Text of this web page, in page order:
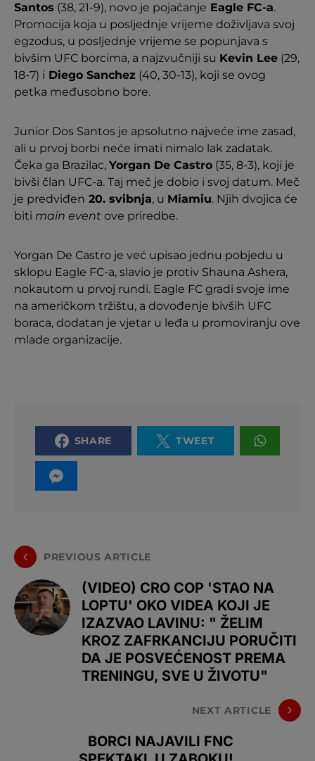
Santos (38, 21-9), novo je pojačanje Eagle FC-a.
Promocija koja u posljednje vrijeme doživljava svoj
egzodus, u posljednje vrijeme se popunjava s
bivšim UFC borcima, a najzvučniji su Kevin Lee (29,
18-7) i Diego Sanchez (40, 30-13), koji se ovog
petka međusobno bore.
Junior Dos Santos je apsolutno najveće ime zasad,
ali u prvoj borbi neće imati nimalo lak zadatak.
Čeka ga Brazilac, Yorgan De Castro (35, 8-3), koji je
bivši član UFC-a. Taj meč je dobio i svoj datum. Meč
je predviđen 20. svibnja, u Miamiu. Njih dvojica će
biti main event ove priredbe.
Yorgan De Castro je već upisao jednu pobjedu u
sklopu Eagle FC-a, slavio je protiv Shauna Ashera,
nokautom u prvoj rundi. Eagle FC gradi svoje ime
na američkom tržištu, a dovođenje bivših UFC
boraca, dodatan je vjetar u leđa u promoviranju ove
mlade organizacije.
SHARE TWEET
PREVIOUS ARTICLE
(VIDEO) CRO COP 'STAO NA
LOPTU' OKO VIDEA KOJI JE
IZAZVAO LAVINU: " ŽELIM
KROZ ZAFRKANCIJU PORUČITI
DA JE POSVEĆENOST PREMA
TRENINGU, SVE U ŽIVOTU"
NEXT ARTICLE
BORCI NAJAVILI FNC